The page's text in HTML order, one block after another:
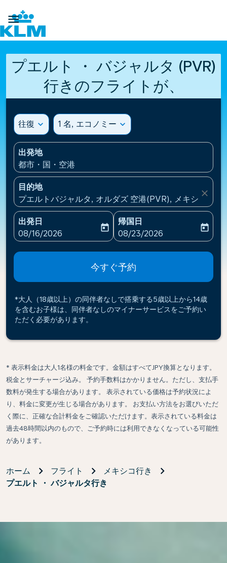

プエルト ・ バジャルタ (PVR)
行きのフライトが、
往復 expand_more 1 名, エコノミー expand_more
出発地
都市・国・空港
目的地
プエルトバジャルタ, オルダズ 空港(PVR), メキシコ
close
出発日
fc-booking-departure-date-aria-label
08/16/2026
today
帰国日
fc-booking-return-date-
08/23/2026
today
今すぐ予約
*大人（18歳以上）の同伴者なしで搭乗する5歳以上から14歳
を含むお子様は、同伴者なしのマイナーサービスをご予約い
ただく必要があります。
* 表示料金は大人1名様の料金です。金額はすべてJPY換算となります。
税金とサーチャージ込み。 予約手数料はかかりません。ただし、支払手
数料が発生する場合があります。 表示されている価格は予約状況によ
り、料金に変更が生じる場合があります。 お支払い方法をお選びいただ
く際に、正確な合計料金をご確認いただけます。表示されている料金は
過去48時間以内のもので、ご予約時には利用できなくなっている可能性
があります。
ホーム フライト
メキシコ行き
プエルト ・ バジャルタ行き